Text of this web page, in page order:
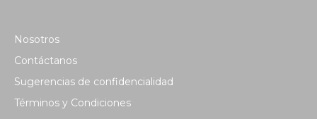
Nosotros
Contáctanos
Sugerencias de confidencialidad
Términos y Condiciones